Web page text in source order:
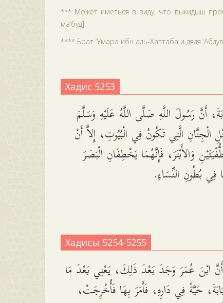
*** Может иметься в виду, что выкидыш
ма‘буд].
**** Брат ‘Умара ибн аль-Хаттаба и дядя
Хадис 5253
أَنَّ رَسُولَ اللَّهِ صَلَّى اللَّهُ عَلَيْهِ وَسَلَّمَ
الَّتِي تَكُونُ فِي الْبُيُوتِ، إِلاَّ أَنْ
وَالأَبْتَرَ، فَإِنَّهُمَا يَخْطِفَانِ الْبَصَرَ
فِي بُطُونِ النِّسَاءِ.
Хадисы 5254-5255
ابْنَ عُمَرَ وَجَدَ بَعْدَ ذَلِكَ، يَعْنِي بَعْدَ مَا
حَيَّةً فِي دَارِهِ، فَأَمَرَ بِهَا فَأُخْرِجَتْ،